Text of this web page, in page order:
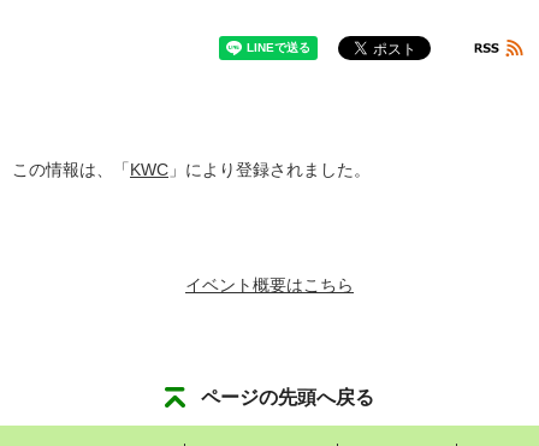
この情報は、「KWC 」により登録されました。
イベント概要はこちら
ページの先頭へ戻る